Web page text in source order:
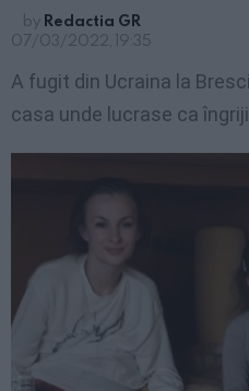
by Redactia GR
07/03/2022, 19:35
A fugit din Ucraina la
casa unde lucrase ca